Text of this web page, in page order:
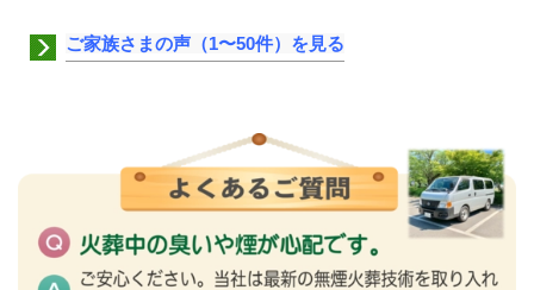
ご家族さまの声（1〜50件）を見る